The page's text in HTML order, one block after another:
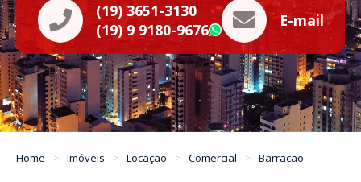
(19) 3651-3130
(19) 9 9180-9676
WhatsApp
E-mail
Home Imóveis Locação Comercial Barracão